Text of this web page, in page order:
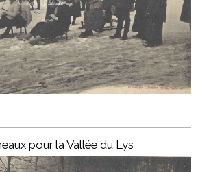
pour la Vallée du Lys